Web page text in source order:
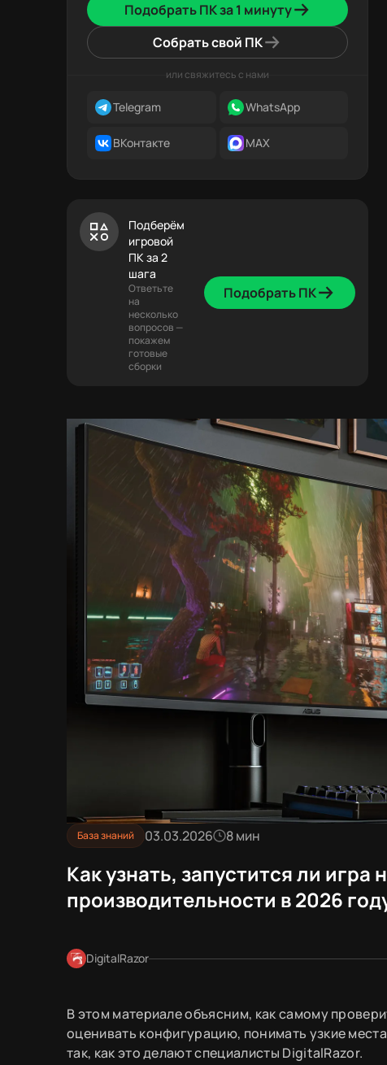
База знаний 03.03.2026 8 мин
Как узнать, запустится ли
производительности в 2026
DigitalRazor
Подобрать ПК за 1 минуту
Собрать свой ПК
или свяжитесь с нами
Telegram WhatsApp
ВКонтакте MAX
Подберём
игровой
ПК за 2
шага
Ответьте
на
несколько
вопросов —
покажем
готовые
сборки
Подобрать ПК
В этом материале объясним, как самому
оценивать конфигурацию, понимать узкие
так, как это делают специалисты DigitalRazor.